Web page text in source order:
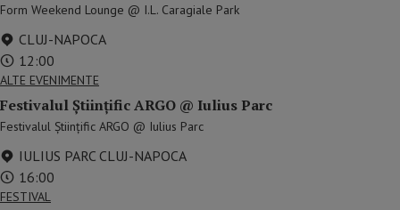
Form Weekend Lounge @ I.L. Caragiale Park
CLUJ-NAPOCA
12:00
ALTE EVENIMENTE
Festivalul Științific ARGO @ Iulius Parc
Festivalul Științific ARGO @ Iulius Parc
IULIUS PARC CLUJ-NAPOCA
16:00
FESTIVAL